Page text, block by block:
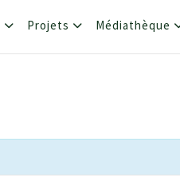
Projets Médiathèque